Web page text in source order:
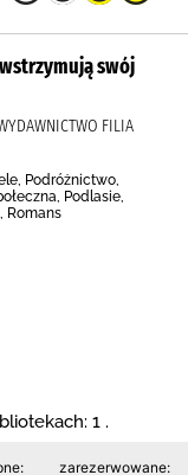
swój
FILIA
Podróżnictwo,
Podlasie,
Romans
1 .
zarezerwowane: